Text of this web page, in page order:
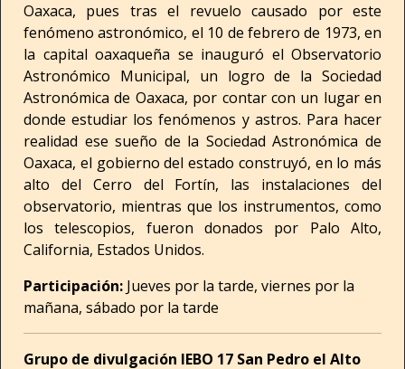
Oaxaca, pues tras el revuelo causado por este
fenómeno astronómico, el 10 de febrero de 1973, en
la capital oaxaqueña se inauguró el Observatorio
Astronómico Municipal, un logro de la Sociedad
Astronómica de Oaxaca, por contar con un lugar en
donde estudiar los fenómenos y astros. Para hacer
realidad ese sueño de la Sociedad Astronómica de
Oaxaca, el gobierno del estado construyó, en lo más
alto del Cerro del Fortín, las instalaciones del
observatorio, mientras que los instrumentos, como
los telescopios, fueron donados por Palo Alto,
California, Estados Unidos.
Participación: Jueves por la tarde, viernes por la
mañana, sábado por la tarde
Grupo de divulgación IEBO 17 San Pedro el Alto